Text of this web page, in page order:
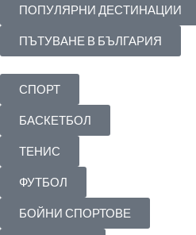
ПОПУЛЯРНИ ДЕСТИНАЦИИ
ПЪТУВАНЕ В БЪЛГАРИЯ
СПОРТ
БАСКЕТБОЛ
ТЕНИС
ФУТБОЛ
БОЙНИ СПОРТОВЕ